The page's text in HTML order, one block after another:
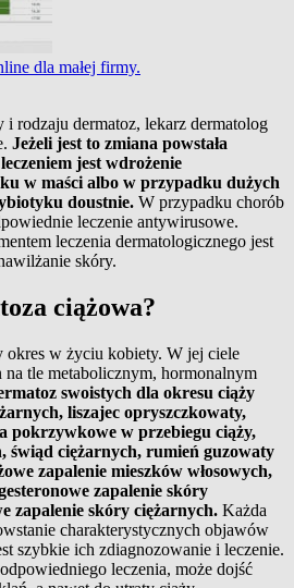
dla małej firmy.
rodzaju dermatoz, lekarz dermatolog
Jeżeli jest to zmiana powstała
jest wdrożenie
w maści albo w przypadku dużych
doustnie. W przypadku chorób
leczenie antywirusowe.
leczenia dermatologicznego jest
skóry.
ciążowa?
okres w życiu kobiety. W jej ciele
na tle metabolicznym, hormonalnym
swoistych dla okresu ciąży
liszajec opryszczkowaty,
pokrzywkowe w przebiegu ciąży,
świąd ciężarnych, rumień guzowaty
zapalenie mieszków włosowych,
zapalenie skóry
zapalenie skóry ciężarnych. Każda
charakterystycznych objawów
szybkie ich zdiagnozowanie i leczenie.
leczenia, może dojść